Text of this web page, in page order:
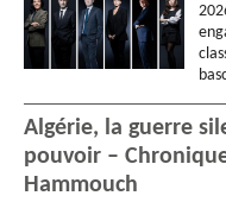
Algérie, la guerre
pouvoir –
Hammouch